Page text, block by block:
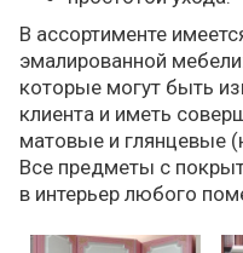
В ассортименте
эмалированной
которые могут быть
клиента и иметь
матовые и глянцевые
Все предметы с
в интерьер любого